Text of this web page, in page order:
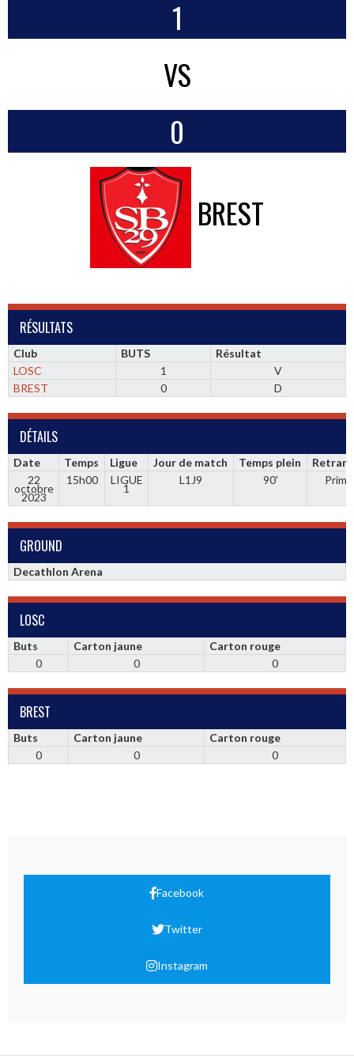
1
VS
0
BREST
RÉSULTATS
Club BUTS
Résultat
LOSC
1
V
BREST
0 D
DÉTAILS
Date Temps Ligue Jour de match Temps plein
22
octobre
2023
15h00 LIGUE
1
L1J9 90'
GROUND
Decathlon Arena
LOSC
Buts Carton jaune
Carton rouge
0
0 0
BREST
Buts Carton jaune
Carton rouge
0
0 0
Facebook
Twitter
Instagram